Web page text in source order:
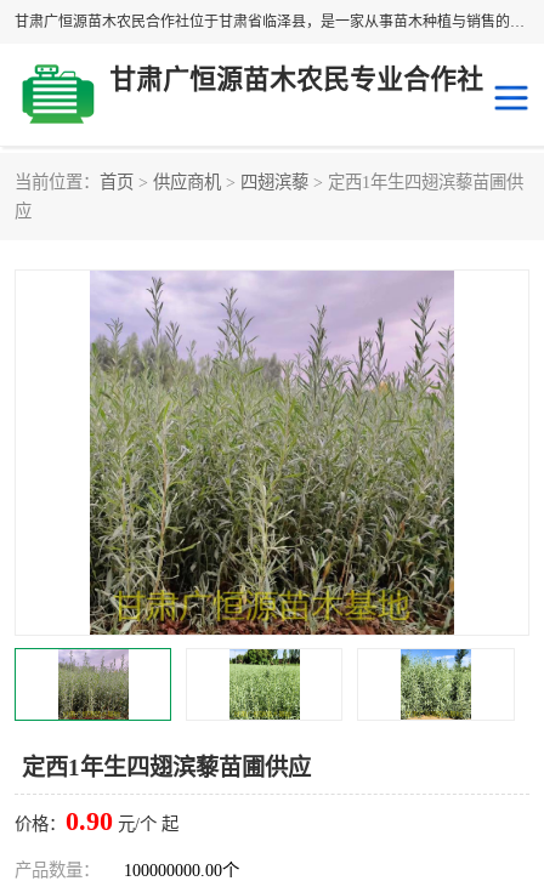
甘肃广恒源苗木农民合作社位于甘肃省临泽县，是一家从事苗木种植与销售的农民合作组织，合作社拥有苗木基地1500多亩，种植苗木品种40多个，年产各类苗木2000多万株。主营：白刺苗、红柳苗、梭梭苗等，我们以“种植一流的苗子，诚信经营”的经营理念，竭诚为每一位客户做优质的服务，欢迎来电咨询！
甘肃广恒源苗木农民专业合作社
当前位置： 首页 > 供应商机 > 四翅滨藜 > 定西1年生四翅滨藜苗圃供
应
定西1年生四翅滨藜苗圃供应
价格： 0.90 元/个 起
产品数量： 100000000.00个
圆冠榆 柠条
白刺苗
沙枣树 红柳苗
沙棘苗 柽柳苗
砂生槐 四翅滨藜